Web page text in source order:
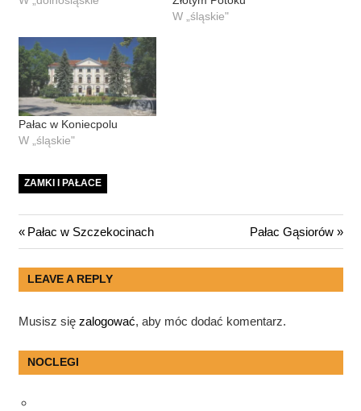
W „śląskie"
Pałac w Koniecpolu
W „śląskie"
ZAMKI I PAŁACE
Nawigacja
wpisu
Previous
Post:
Pałac w Szczekocinach
Next
Post:
Pałac Gąsiorów
LEAVE A REPLY
Musisz się zalogować, aby móc dodać komentarz.
NOCLEGI